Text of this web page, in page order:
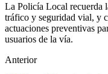
La Policía Local recuerda
tráfico y seguridad vial, y
actuaciones preventivas
usuarios de la vía.
Anterior